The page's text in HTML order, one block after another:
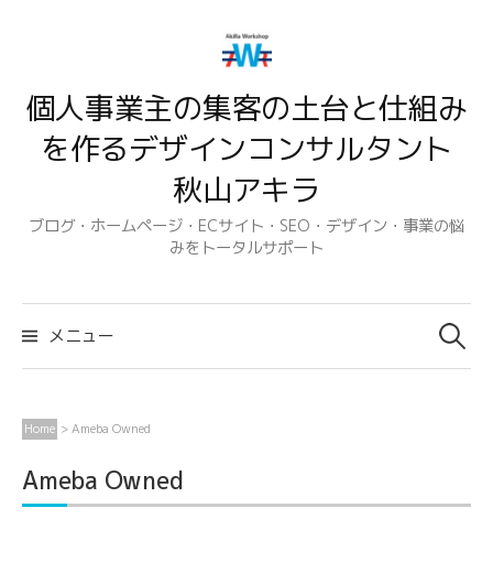
ン
キ
個人事業主の集客の土台と仕組み
を作るデザインコンサルタント
秋山アキラ
ブログ・ホームページ・ECサイト・SEO・デザイン・事業の悩
みをトータルサポート
メニュー
検
索:
Home >Ameba Owned
Ameba Owned